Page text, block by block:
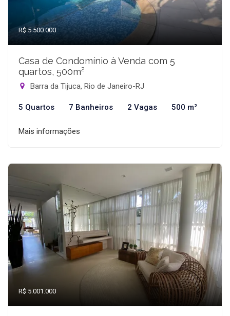
R$ 5.500.000
Casa de Condomínio à Venda com 5
quartos, 500m²
Barra da Tijuca, Rio de Janeiro-RJ
5 Quartos 7 Banheiros 2 Vagas 500 m²
Mais informações
R$ 5.001.000